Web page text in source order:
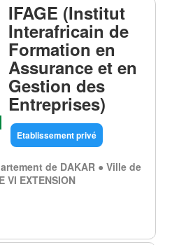
IFAGE (Institut
Interafricain de
Formation en
Assurance et en
Gestion des
Entreprises)
Etablissement privé
de DAKAR ● Ville de
VI EXTENSION